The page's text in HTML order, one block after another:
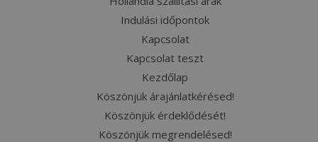
Indulási időpontok
Kapcsolat
Kapcsolat teszt
Kezdőlap
Köszönjük árajánlatkérésed!
Köszönjük érdeklődését!
Köszönjük megrendelésed!